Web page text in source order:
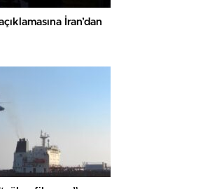
İran’dan